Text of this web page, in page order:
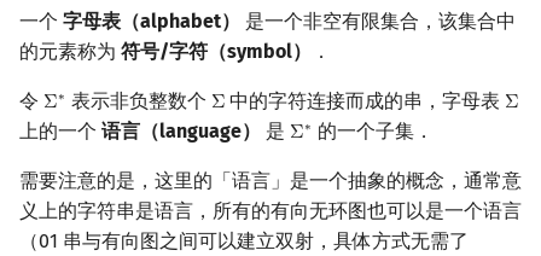
致谢
Geany
GUIDE
Testlib
Polygon
LaTeX 入门
编译优化
Java 进阶
桶排序
锦标赛排序
二分
倍增
回溯法
Dancing Links
优化
数位 DP
插头 DP
动态 DP
Z 函数（扩展 KMP）
AC 自动机
后缀自动机 (SAM)
弧度制与坐标系
复数 模逆元
中国剩余定理
多项式与生成函数
常系数齐次线性递推
符号化方法
Entringer Number
分拆数
特征多项式
Jordan标准型
单调栈
单调队列
树状数组
左偏红黑树
动态树分治
树哈希
最短路问题
生成树问题
拆点
旋转卡壳
半平面交
随机增量法
图灵机的编码
通用图灵机
不可计算问题
一个 字母表（alphabet）
是一个非空有限集合，该集合中
的元素称为 符号/字符（symbol） ．
令 Σ∗
Σ∗ 表示非负整数个 Σ
Σ 中的字符连接而成的串，字母表 Σ
Σ
上的一个 语言（language） 是 Σ∗
Σ∗ 的一个子集．
需要注意的是，这里的「语言」是一个抽象的概念，通常意
义上的字符串是语言，所有的有向无环图也可以是一个语言
（01 串与有向图之间可以建立双射，具体方式无需了